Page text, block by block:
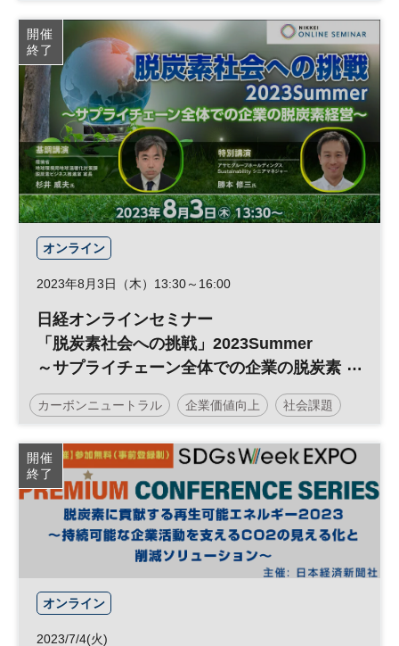
社会課題 サステナビリティ 企業価値 脱炭素
サステナブル 投資 ESG 経営戦略
再生可能エネルギー サプライチェーン
参加無料
日経メッセプレミアム・カンファレンス・シリーズ
プレミアム・カンファレンス・シリーズ
開催
終了
オンライン
2023年8月3日（木）13:30～16:00
日経オンラインセミナー
「脱炭素社会への挑戦」2023Summer
～サプライチェーン全体での企業の脱炭素
経営～
カーボンニュートラル 企業価値向上 社会課題
サステナビリティ 企業価値 脱炭素
サステナブル 投資 ESG 経営戦略 SDGs
太陽光発電 ESG投資 日経オンラインセミナー
開催
終了
オンライン
2023/7/4(火)